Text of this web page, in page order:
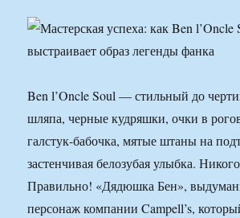
Ben l’Oncle Soul — стильный до
шляпа, черные кудряшки, очки в
галстук-бабочка, мятые штаны на
застенчивая белозубая улыбка.
Правильно! «Дядюшка Бен»,
персонаж компании Campell’s,